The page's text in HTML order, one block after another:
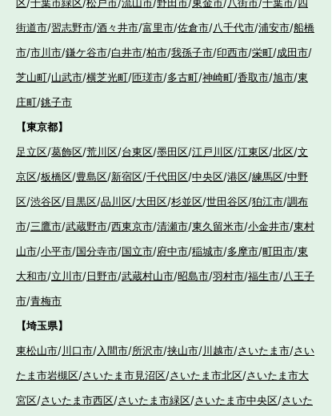
区/千葉市緑区/松戸市/流山市/野田市/東金市/八街市/千葉市/四
街道市/習志野市/酒々井市/富里市/佐倉市/八千代市/浦安市/船橋
市/市川市/鎌ケ谷市/白井市/柏市/我孫子市/印西市/栄町/成田市/
芝山町/山武市/横芝光町/匝瑳市/多古町/神崎町/香取市/旭市/東
庄町/銚子市
【東京都】
足立区/葛飾区/荒川区/台東区/墨田区/江戸川区/江東区/北区/文
京区/板橋区/豊島区/新宿区/千代田区/中央区/港区/練馬区/中野
区/渋谷区/目黒区/品川区/大田区/杉並区/世田谷区/狛江市/調布
市/三鷹市/武蔵野市/西東京市/清瀬市/東久留米市/小金井市/東村
山市/小平市/国分寺市/国立市/府中市/稲城市/多摩市/町田市/東
大和市/立川市/日野市/武蔵村山市/昭島市/羽村市/福生市/八王子
市/青梅市
【埼玉県】
東松山市/川口市/入間市/所沢市/挟山市/川越市/さいたま市/さい
たま市岩槻区/さいたま市見沼区/さいたま市北区/さいたま市大
宮区/さいたま市西区/さいたま市緑区/さいたま市中央区/さいた